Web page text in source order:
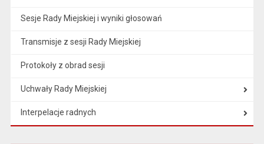
Sesje Rady Miejskiej i wyniki głosowań
Transmisje z sesji Rady Miejskiej
Protokoły z obrad sesji
Uchwały Rady Miejskiej
Interpelacje radnych